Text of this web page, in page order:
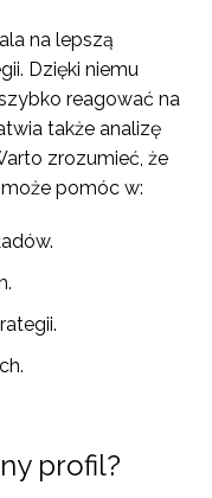
na lepszą
Dzięki niemu
reagować na
także analizę
zrozumieć, że
pomóc w:
profil?